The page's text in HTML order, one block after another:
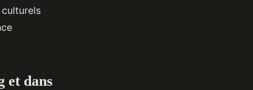
culturels
et dans